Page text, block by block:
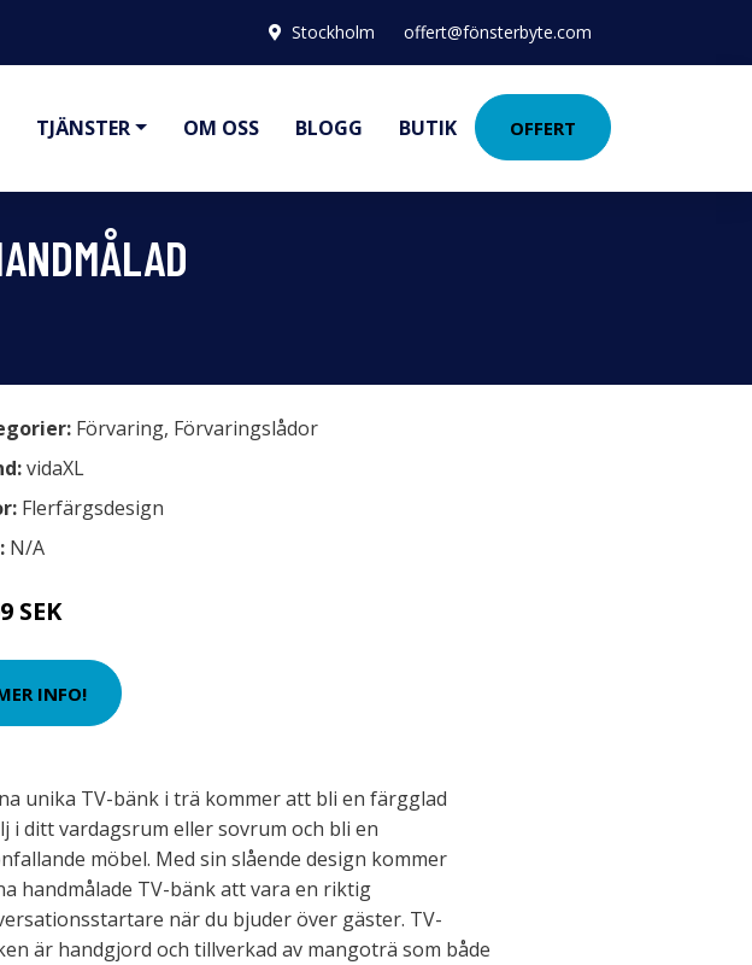
Stockholm offert@fönsterbyte.com
TJÄNSTER OM OSS BLOGG BUTIK OFFERT
Förvaring, Förvaringslådor
vidaXL
Flerfärgsdesign
N/A
SEK
INFO!
unika TV-bänk i trä kommer att bli en färgglad
i ditt vardagsrum eller sovrum och bli en
möbel. Med sin slående design kommer
handmålade TV-bänk att vara en riktig
när du bjuder över gäster. TV-
är handgjord och tillverkad av mangoträ som både